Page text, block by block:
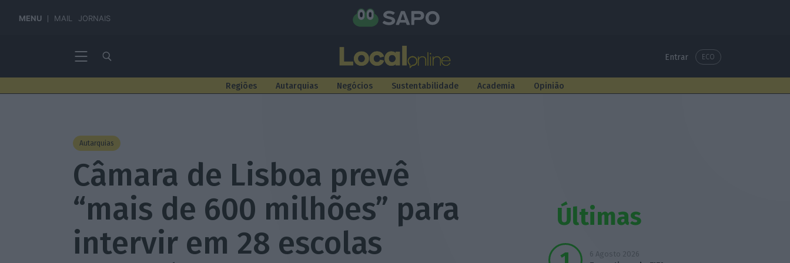
MENU MAIL JORNAIS
Entrar ECO
Regiões Autarquias Negócios Sustentabilidade Academia Opinião
Autarquias
Câmara de Lisboa prevê
“mais de 600 milhões” para
intervir em 28 escolas
Últimas
6 Agosto 2026